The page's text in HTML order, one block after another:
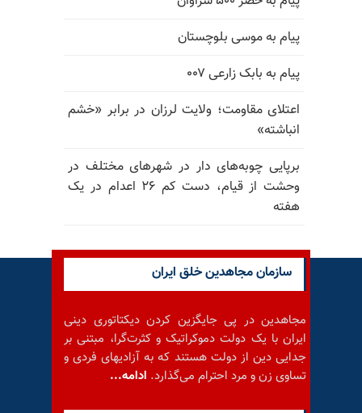
پیام به موسی بلوچستان
پیام به بابک زارعی ۰۰۷
اعتلای مقاومت؛ ولایت لرزان در برابر «خشم
انباشته»
برپایی چوبه‌های دار در شهرهای مختلف در
وحشت از قیام، دست کم ۲۶ اعدام در یک
هفته
سازمان مجاهدین خلق ایران
مجاهدین در پی جایگزین کردن دیکتاتوری دینی
ایران با یک دولت دموکراتیک و کثرت‌گرا، مبتنی بر
جدایی دین از دولت هستند که به آزادیهای فردی و
تساوی زن و مرد احترام می‌گذارد. ادامه...